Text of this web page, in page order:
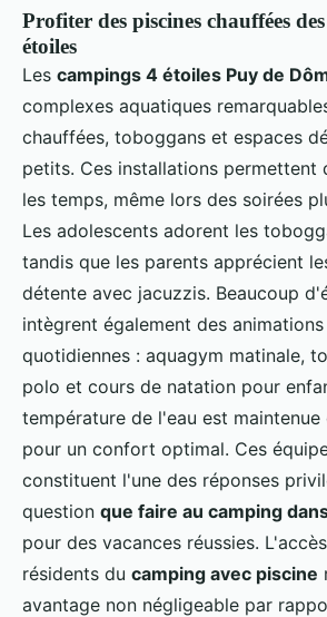
Profiter des piscines chauffées
étoiles
Les campings 4 étoiles Puy de
complexes aquatiques
chauffées, toboggans et espaces
petits. Ces installations permettent
les temps, même lors des soirées
Les adolescents adorent les
tandis que les parents apprécient
détente avec jacuzzis. Beaucoup
intègrent également des
quotidiennes : aquagym matinale,
polo et cours de natation pour
température de l'eau est
pour un confort optimal. Ces
constituent l'une des réponses
question que faire au camping
pour des vacances réussies.
résidents du camping avec piscine
avantage non négligeable par